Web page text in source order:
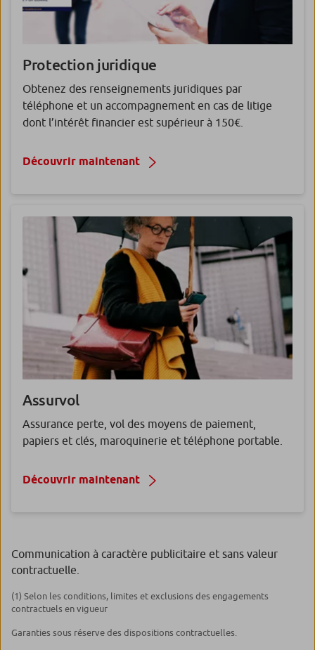
Protection juridique
Obtenez des renseignements juridiques par
téléphone et un accompagnement en cas de litige
dont l’intérêt financier est supérieur à 150€.
Découvrir maintenant
Assurvol
Assurance perte, vol des moyens de paiement,
papiers et clés, maroquinerie et téléphone portable.
Découvrir maintenant
Communication à caractère publicitaire et sans valeur
contractuelle.
(1) Selon les conditions, limites et exclusions des engagements
contractuels en vigueur
Garanties sous réserve des dispositions contractuelles.